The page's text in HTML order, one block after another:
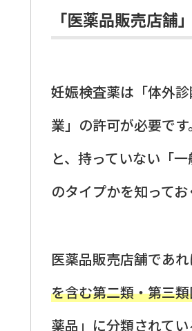
「医薬品販売店舗
妊娠検査薬は「体外
業」の許可が必要で
と、持っていない「
のタイプかを知って
医薬品販売店舗であれ
を含む第二類・第三
薬品」に分類されて